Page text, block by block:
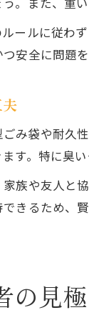
ゴミ屋
自治体
ゴミ屋
ールに従わ
安全に問題
み袋や耐久
す。特に臭
族や友人と
きるため、賢
の見